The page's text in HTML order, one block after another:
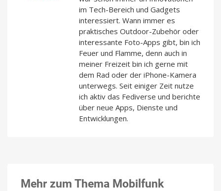
im Tech-Bereich und Gadgets
interessiert. Wann immer es
praktisches Outdoor-Zubehör oder
interessante Foto-Apps gibt, bin ich
Feuer und Flamme, denn auch in
meiner Freizeit bin ich gerne mit
dem Rad oder der iPhone-Kamera
unterwegs. Seit einiger Zeit nutze
ich aktiv das Fediverse und berichte
über neue Apps, Dienste und
Entwicklungen.
Mehr zum Thema Mobilfunk